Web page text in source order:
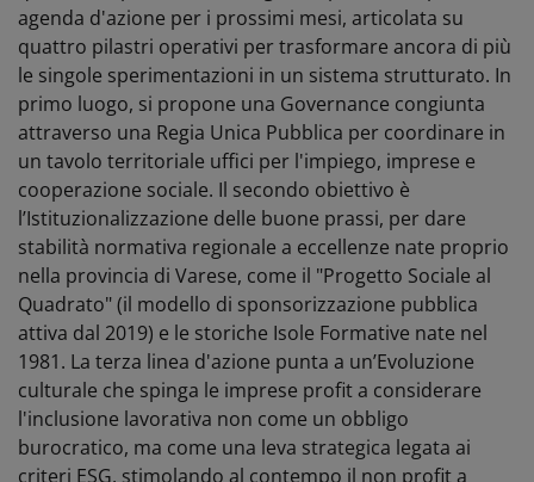
agenda d'azione per i prossimi mesi, articolata su
quattro pilastri operativi per trasformare ancora di più
le singole sperimentazioni in un sistema strutturato. In
primo luogo, si propone una Governance congiunta
attraverso una Regia Unica Pubblica per coordinare in
un tavolo territoriale uffici per l'impiego, imprese e
cooperazione sociale. Il secondo obiettivo è
l’Istituzionalizzazione delle buone prassi, per dare
stabilità normativa regionale a eccellenze nate proprio
nella provincia di Varese, come il "Progetto Sociale al
Quadrato" (il modello di sponsorizzazione pubblica
attiva dal 2019) e le storiche Isole Formative nate nel
1981. La terza linea d'azione punta a un’Evoluzione
culturale che spinga le imprese profit a considerare
l'inclusione lavorativa non come un obbligo
burocratico, ma come una leva strategica legata ai
criteri ESG, stimolando al contempo il non profit a